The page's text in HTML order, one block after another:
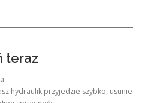
teraz
hydraulik przyjedzie szybko, usunie